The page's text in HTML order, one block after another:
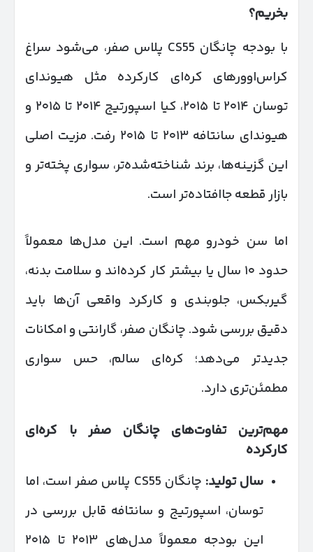
بخریم؟
با بودجه چانگان CS55 پلاس صفر، می‌شود سراغ
کراس‌اوورهای کره‌ای کارکرده مثل هیوندای
توسان ۲۰۱۴ تا ۲۰۱۵، کیا اسپورتیج ۲۰۱۴ تا ۲۰۱۵ و
هیوندای سانتافه ۲۰۱۳ تا ۲۰۱۵ رفت. مزیت اصلی
این گزینه‌ها، برند شناخته‌شده‌تر، سواری پخته‌تر و
بازار قطعه جاافتاده‌تر است.
اما سن خودرو مهم است. این مدل‌ها معمولاً
حدود ۱۰ سال یا بیشتر کار کرده‌اند و سلامت بدنه،
گیربکس، جلوبندی و کارکرد واقعی آن‌ها باید
دقیق بررسی شود. چانگان صفر، گارانتی و امکانات
جدیدتر می‌دهد؛ کره‌ای سالم، حس سواری
مطمئن‌تری دارد.
مهم‌ترین تفاوت‌های چانگان صفر با کره‌ای
کارکرده
سال تولید:
چانگان CS55 پلاس صفر است، اما
توسان، اسپورتیج و سانتافه قابل بررسی در
این بودجه معمولاً مدل‌های ۲۰۱۳ تا ۲۰۱۵